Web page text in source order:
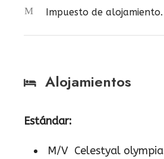
Impuesto de alojamiento.
Alojamientos
Estándar:
M/V Celestyal